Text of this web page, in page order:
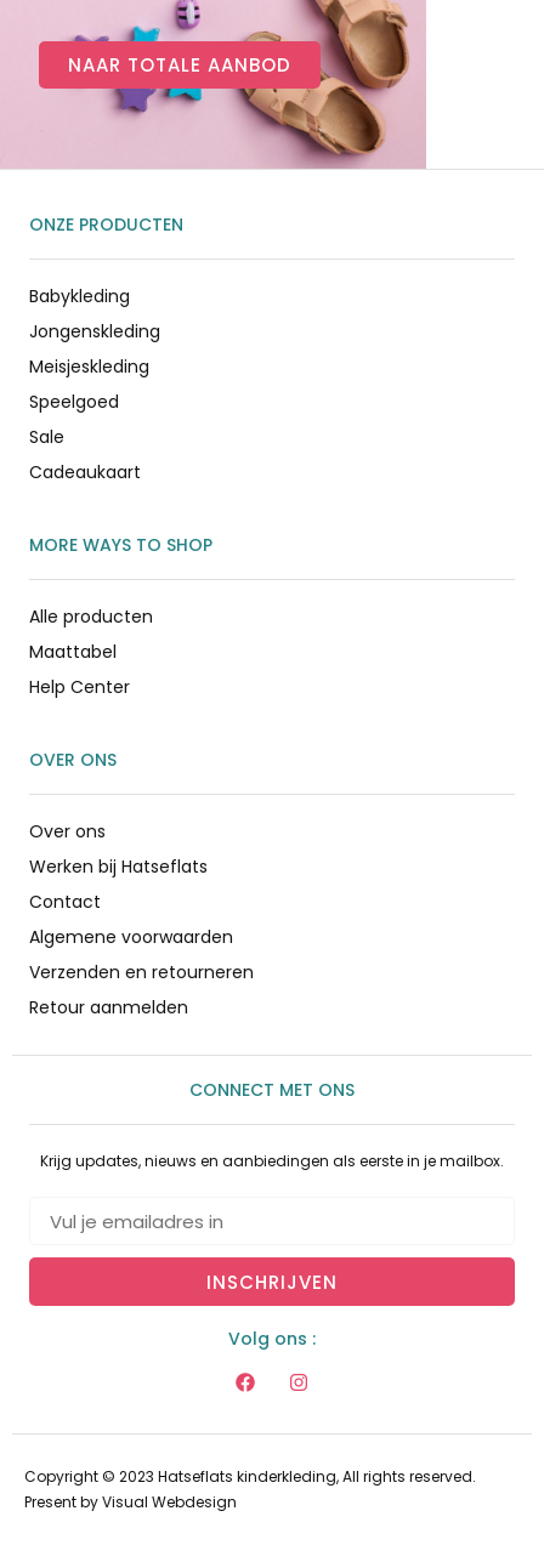
NAAR TOTALE AANBOD
ONZE PRODUCTEN
Babykleding
Jongenskleding
Meisjeskleding
Speelgoed
Sale
Cadeaukaart
MORE WAYS TO SHOP
Alle producten
Maattabel
Help Center
OVER ONS
Over ons
Werken bij Hatseflats
Contact
Algemene voorwaarden
Verzenden en retourneren
Retour aanmelden
CONNECT MET ONS
Krijg updates, nieuws en aanbiedingen als eerste in je mailbox.
INSCHRIJVEN
Volg ons :
Copyright © 2023 Hatseflats kinderkleding, All rights reserved.
Present byVisual Webdesign